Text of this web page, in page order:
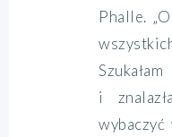
Phalle.
i